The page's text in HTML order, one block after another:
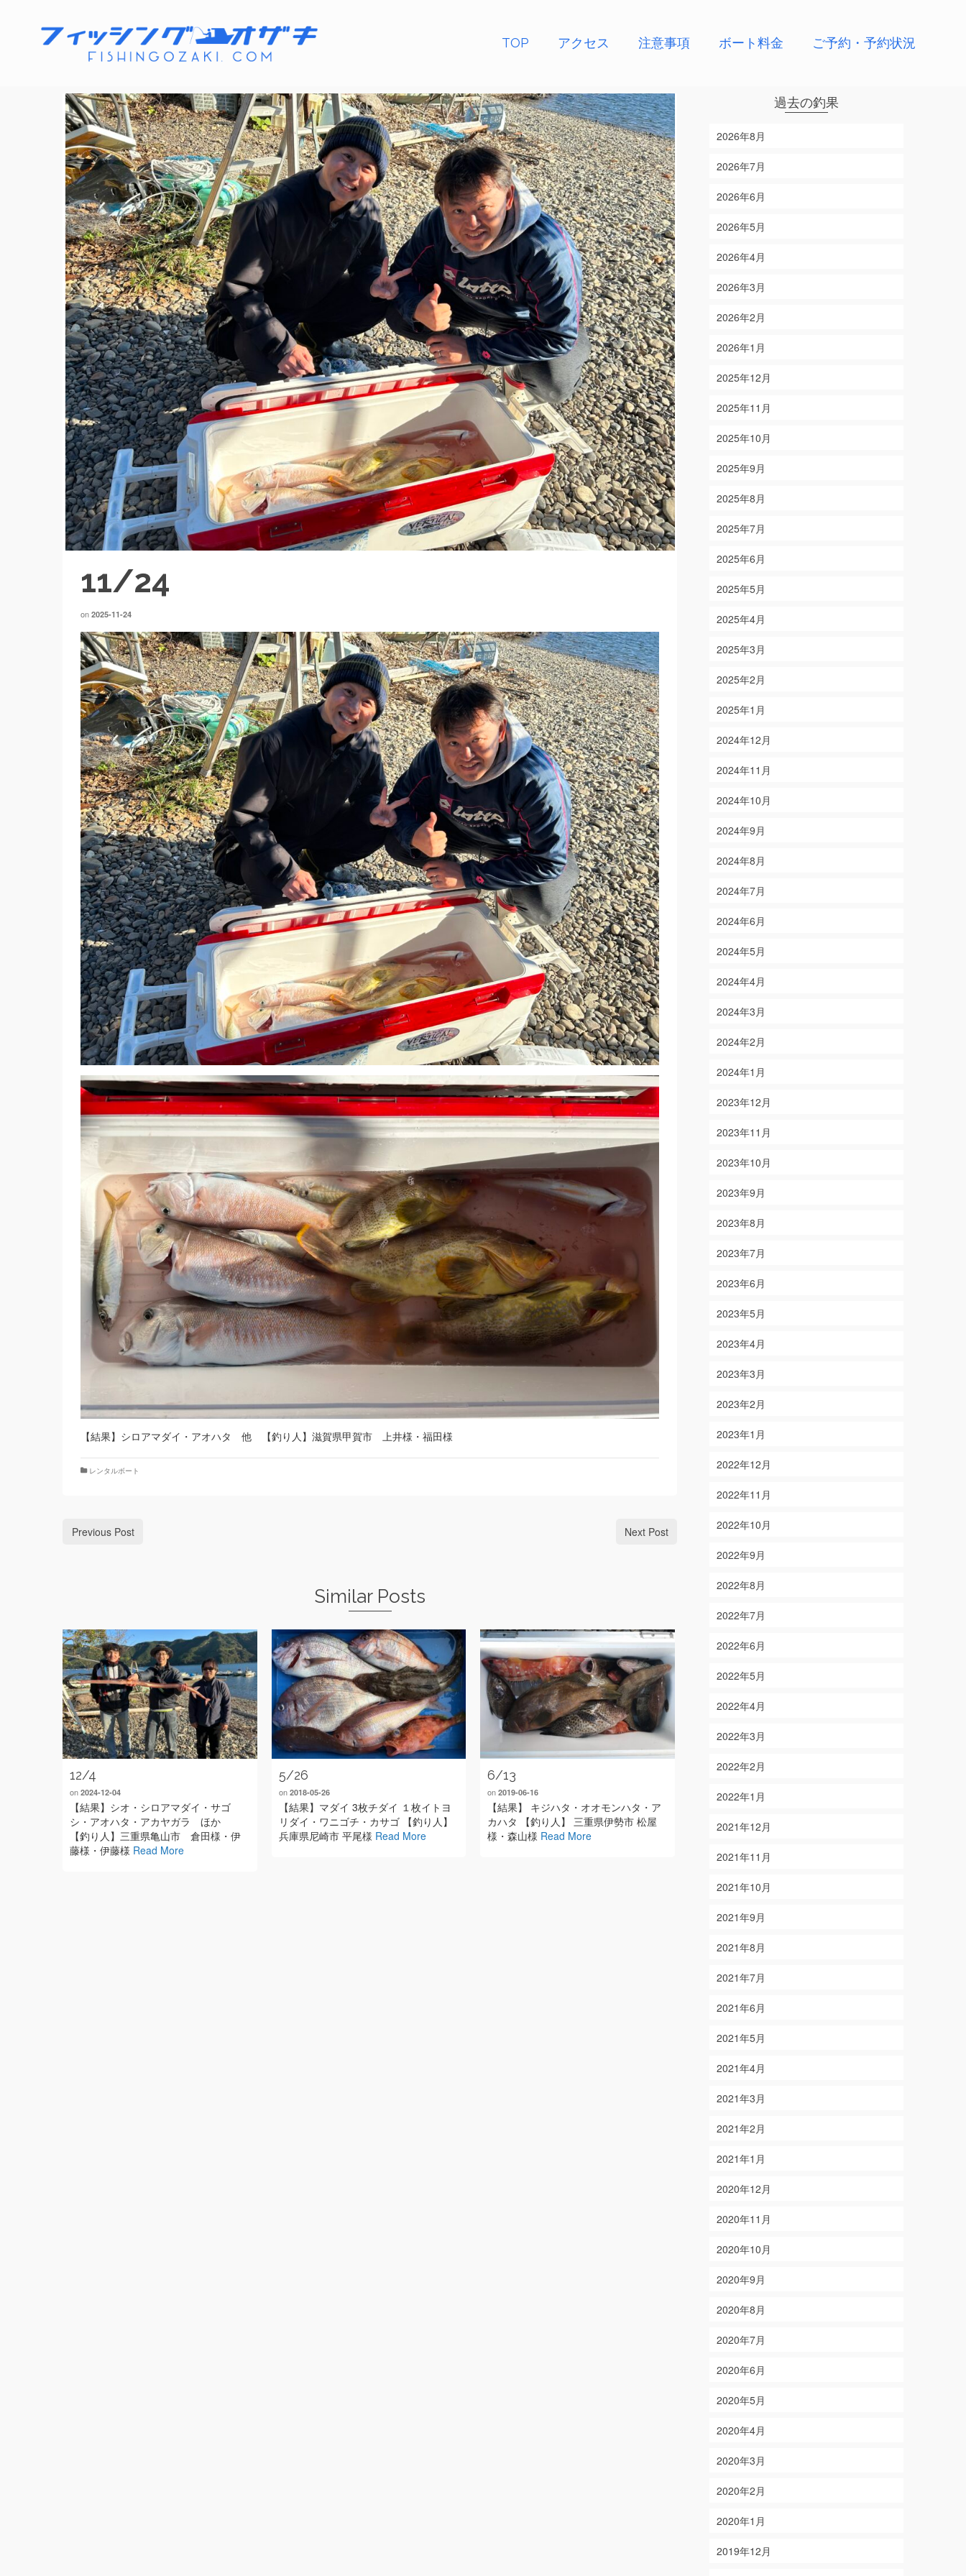
TOP アクセス 注意事項 ボート料金 ご予約・予約状況
11/24
on 2025-11-24
【結果】シロアマダイ・アオハタ 他 【釣り人】滋賀県甲賀市 上井様・福田様
レンタルボート
Previous Post Next Post
Similar Posts
12/4
on 2024-12-04
【結果】シオ・シロアマダイ・サゴ
シ・アオハタ・アカヤガラ ほか
【釣り人】三重県亀山市 倉田様・伊
藤様・伊藤様 Read More
5/26
on 2018-05-26
【結果】マダイ 3枚チダイ １枚イトヨ
リダイ・ワニゴチ・カサゴ 【釣り人】
兵庫県尼崎市 平尾様 Read More
6/13
on2019-06-16
【結果】 キジハタ・オオモンハタ・ア
カハタ 【釣り人】 三重県伊勢市 松屋
様・森山様 Read More
4/11
2026-04-12
オモンハタ・カサゴ 【釣り人】愛知
県岡崎市 小川様・岡本様・池田様
Read More
過去の釣果
2026年8月
2026年7月
2026年6月
2026年5月
2026年4月
2026年3月
2026年2月
2026年1月
2025年12月
2025年11月
2025年10月
2025年9月
2025年8月
2025年7月
2025年6月
2025年5月
2025年4月
2025年3月
2025年2月
2025年1月
2024年12月
2024年11月
2024年10月
2024年9月
2024年8月
2024年7月
2024年6月
2024年5月
2024年4月
2024年3月
2024年2月
2024年1月
2023年12月
2023年11月
2023年10月
2023年9月
2023年8月
2023年7月
2023年6月
2023年5月
2023年4月
2023年3月
2023年2月
2023年1月
2022年12月
2022年11月
2022年10月
2022年9月
2022年8月
2022年7月
2022年6月
2022年5月
2022年4月
2022年3月
2022年2月
2022年1月
2021年12月
2021年11月
2021年10月
2021年9月
2021年8月
2021年7月
2021年6月
2021年5月
2021年4月
2021年3月
2021年2月
2021年1月
2020年12月
2020年11月
2020年10月
2020年9月
2020年8月
2020年7月
2020年6月
2020年5月
2020年4月
2020年3月
2020年2月
2020年1月
2019年12月